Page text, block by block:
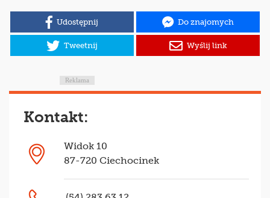
Udostępnij Do znajomych
Tweetnij Wyślij link
Reklama
Kontakt:
Widok 10
87-720 Ciechocinek